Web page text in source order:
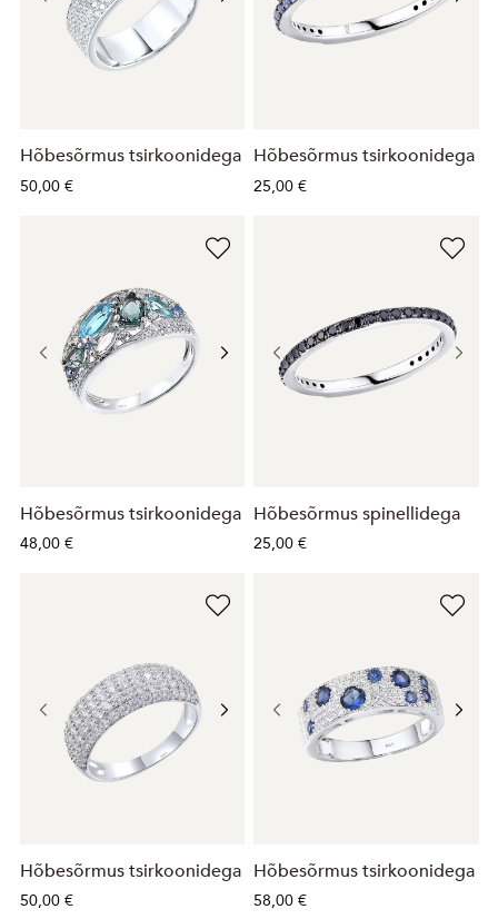
Hõbesõrmus tsirkoonidega
50,00 €
Hõbesõrmus tsirkoonidega
25,00 €
Hõbesõrmus tsirkoonidega
48,00 €
Hõbesõrmus spinellidega
25,00 €
Hõbesõrmus tsirkoonidega
50,00 €
Hõbesõrmus tsirkoonidega
58,00 €